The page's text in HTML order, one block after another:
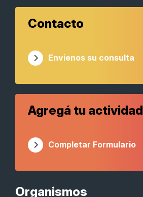
Organismos
Contacto
Envienos su consulta
Agregá tu actividad
Completar Formulario